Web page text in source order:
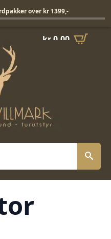
kr0,00
over kr 1399,-